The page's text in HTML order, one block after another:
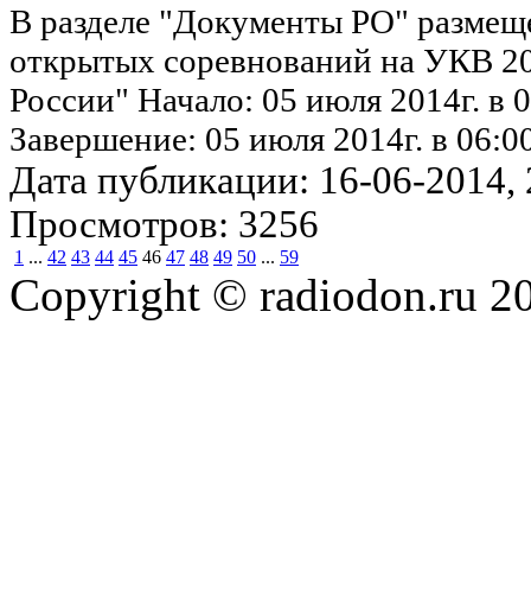
В разделе "Документы РО"
открытых соревнований на УКВ
России" Начало: 05 июля 2014г.
Завершение: 05 июля 2014г. в
Дата публикации: 16-06-2014,
Просмотров: 3256
1 ... 42 43 44 45 46 47 48 49 50 ... 59
Copyright © radiodon.ru